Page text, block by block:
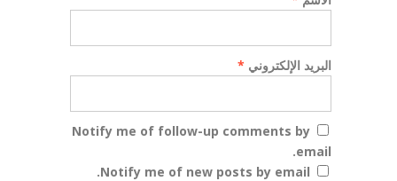
البريد الإلكتروني *
Notify me of follow-up comments by
email.
Notify me of new posts by email.